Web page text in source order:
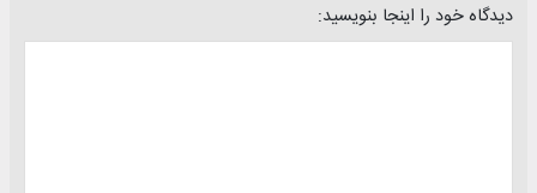
دیدگاه خود را اینجا بنویسید: